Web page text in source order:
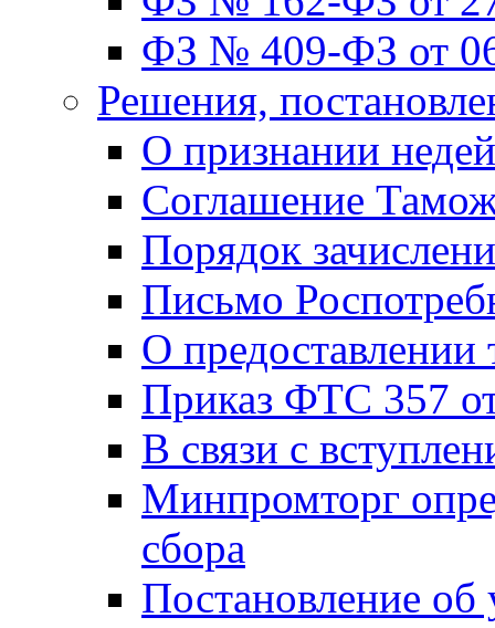
ФЗ № 409-ФЗ от
Решения,
О признании
Соглашение
Порядок
Письмо
О
Приказ ФТС 357
В связи с
Минпромторг
сбора
Постановление об